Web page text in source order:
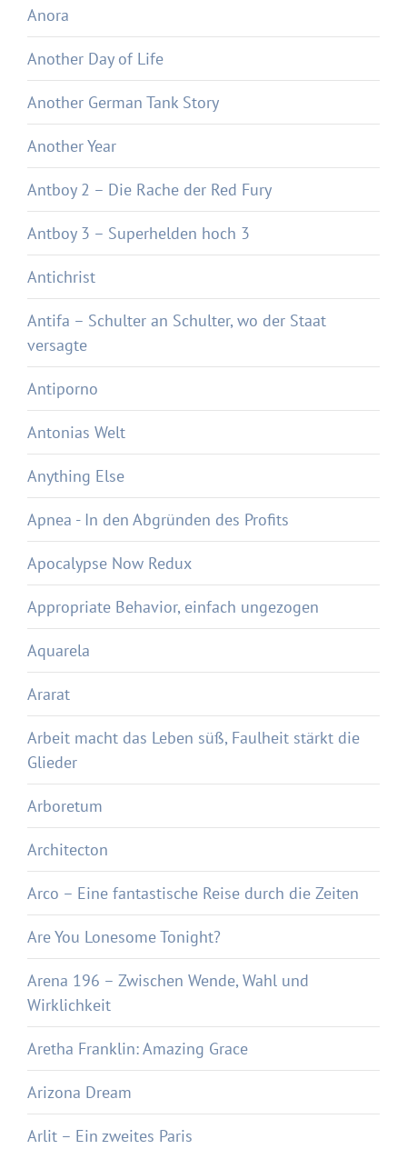
Anora
Another Day of Life
Another German Tank Story
Another Year
Antboy 2 – Die Rache der Red Fury
Antboy 3 – Superhelden hoch 3
Antichrist
Antifa – Schulter an Schulter, wo der Staat
versagte
Antiporno
Antonias Welt
Anything Else
Apnea - In den Abgründen des Profits
Apocalypse Now Redux
Appropriate Behavior, einfach ungezogen
Aquarela
Ararat
Arbeit macht das Leben süß, Faulheit stärkt die
Glieder
Arboretum
Architecton
Arco – Eine fantastische Reise durch die Zeiten
Are You Lonesome Tonight?
Arena 196 – Zwischen Wende, Wahl und
Wirklichkeit
Aretha Franklin: Amazing Grace
Arizona Dream
Arlit – Ein zweites Paris